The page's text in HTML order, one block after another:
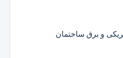
و برق ساختمان